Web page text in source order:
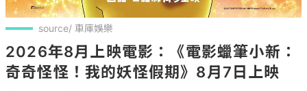
source/ 車庫娛樂
2026年8月上映電影：《電影蠟筆小新：
奇奇怪怪！我的妖怪假期》8月7日上映